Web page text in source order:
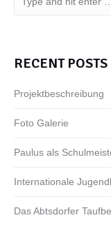
RECENT POSTS
Projektbeschreibung
Foto Galerie
Paulus als
Internationale
Das Abtsdorfer